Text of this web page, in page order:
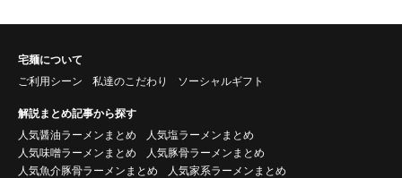
宅麺について
ご利用シーン
私達のこだわり ソーシャルギフト
解説まとめ記事から探す
人気醤油ラーメンまとめ
人気塩ラーメンまとめ
人気味噌ラーメンまとめ
人気豚骨ラーメンまとめ
人気魚介豚骨ラーメンまとめ
人気家系ラーメンまとめ